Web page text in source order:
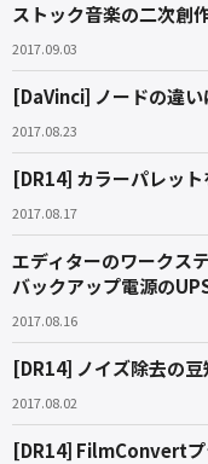
ストック音楽の二次創
2017.09.03
[DaVinci] ノードの違い
2017.08.23
[DR14] カラーパレッ
2017.08.17
エディターのワークス
バックアップ電源の
2017.08.16
[DR14] ノイズ除去の豆
2017.08.02
[DR14] FilmConvertプ